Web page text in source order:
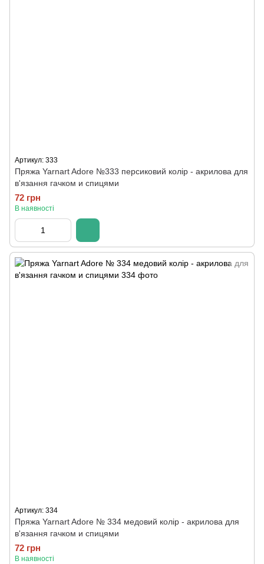
Артикул: 333
Пряжа Yarnart Adore №333 персиковий колір - акрилова для
в'язання гачком и спицями
72 грн
В наявності
Артикул: 334
Пряжа Yarnart Adore № 334 медовий колір - акрилова для
в'язання гачком и спицями
72 грн
В наявності